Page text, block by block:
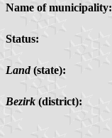
Name of municipality:
Status:
Land(state):
Bezirk (district):